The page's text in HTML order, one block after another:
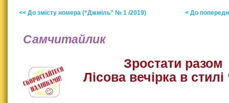
<< До змісту номера (“Джміль” № 1 /2019) < До
Самчитайлик
Зростати разом
Лісова вечірка в стилі